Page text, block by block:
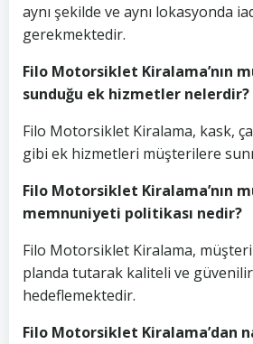
aynı şekilde ve aynı lokasyonda
gerekmektedir.
Filo Motorsiklet Kiralama’nın
sunduğu ek hizmetler nelerdir?
Filo Motorsiklet Kiralama, kask,
gibi ek hizmetleri müşterilere
Filo Motorsiklet Kiralama’nın
memnuniyeti politikası nedir?
Filo Motorsiklet Kiralama,
planda tutarak kaliteli ve
hedeflemektedir.
Filo Motorsiklet Kiralama’dan